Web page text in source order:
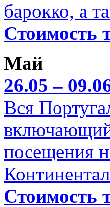
барокко, а
Стоимость
Май
26.05 –
Вся
включающий
посещения
Стоимость